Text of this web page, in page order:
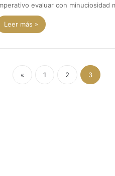
evaluar con minuciosidad
Leer más »
« 1 2 3